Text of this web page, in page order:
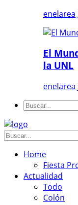
enelarea
El
la UNL
enelarea
Home
Fiesta
Actualidad
Todo
Colón